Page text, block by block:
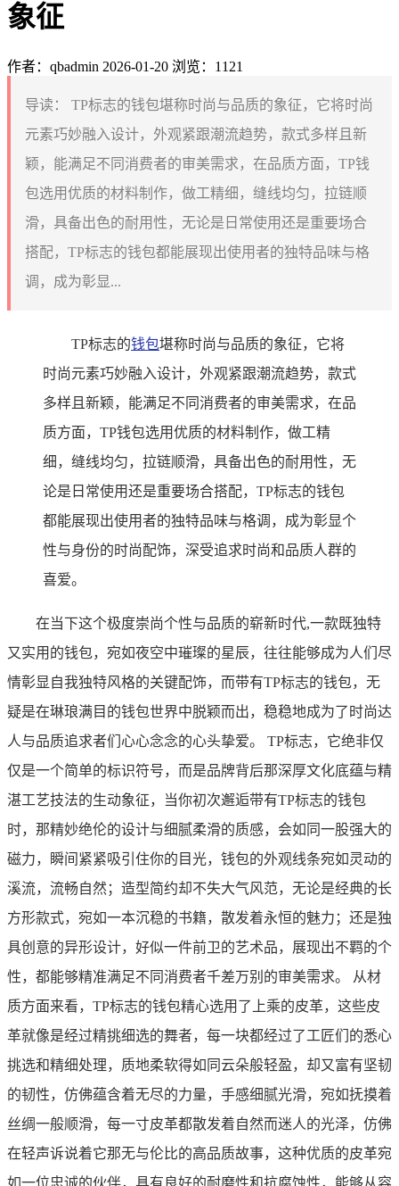
象征
作者：qbadmin 2026-01-20 浏览：1121
导读：
TP标志的钱包堪称时尚与品质的象征，它将时尚
元素巧妙融入设计，外观紧跟潮流趋势，款式多样且新
颖，能满足不同消费者的审美需求，在品质方面，TP钱
包选用优质的材料制作，做工精细，缝线均匀，拉链顺
滑，具备出色的耐用性，无论是日常使用还是重要场合
搭配，TP标志的钱包都能展现出使用者的独特品味与格
调，成为彰显...
TP标志的钱包堪称时尚与品质的象征，它将
时尚元素巧妙融入设计，外观紧跟潮流趋势，款式
多样且新颖，能满足不同消费者的审美需求，在品
质方面，TP钱包选用优质的材料制作，做工精
细，缝线均匀，拉链顺滑，具备出色的耐用性，无
论是日常使用还是重要场合搭配，TP标志的钱包
都能展现出使用者的独特品味与格调，成为彰显个
性与身份的时尚配饰，深受追求时尚和品质人群的
喜爱。
在当下这个极度崇尚个性与品质的崭新时代,一款既独特
又实用的钱包，宛如夜空中璀璨的星辰，往往能够成为人们尽
情彰显自我独特风格的关键配饰，而带有TP标志的钱包，无
疑是在琳琅满目的钱包世界中脱颖而出，稳稳地成为了时尚达
人与品质追求者们心心念念的心头挚爱。 TP标志，它绝非仅
仅是一个简单的标识符号，而是品牌背后那深厚文化底蕴与精
湛工艺技法的生动象征，当你初次邂逅带有TP标志的钱包
时，那精妙绝伦的设计与细腻柔滑的质感，会如同一股强大的
磁力，瞬间紧紧吸引住你的目光，钱包的外观线条宛如灵动的
溪流，流畅自然；造型简约却不失大气风范，无论是经典的长
方形款式，宛如一本沉稳的书籍，散发着永恒的魅力；还是独
具创意的异形设计，好似一件前卫的艺术品，展现出不羁的个
性，都能够精准满足不同消费者千差万别的审美需求。 从材
质方面来看，TP标志的钱包精心选用了上乘的皮革，这些皮
革就像是经过精挑细选的舞者，每一块都经过了工匠们的悉心
挑选和精细处理，质地柔软得如同云朵般轻盈，却又富有坚韧
的韧性，仿佛蕴含着无尽的力量，手感细腻光滑，宛如抚摸着
丝绸一般顺滑，每一寸皮革都散发着自然而迷人的光泽，仿佛
在轻声诉说着它那无与伦比的高品质故事，这种优质的皮革宛
如一位忠诚的伙伴，具有良好的耐磨性和抗腐蚀性，能够从容